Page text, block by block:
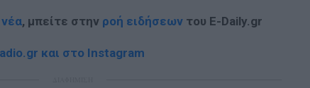
νέα, μπείτε στην ροή ειδήσεων του E-Daily.gr
και στο Instagram